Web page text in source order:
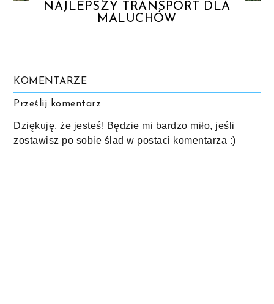
NAJLEPSZY TRANSPORT DLA
MALUCHÓW
KOMENTARZE
Prześlij komentarz
Dziękuję, że jesteś! Będzie mi bardzo miło, jeśli
zostawisz po sobie ślad w postaci komentarza :)